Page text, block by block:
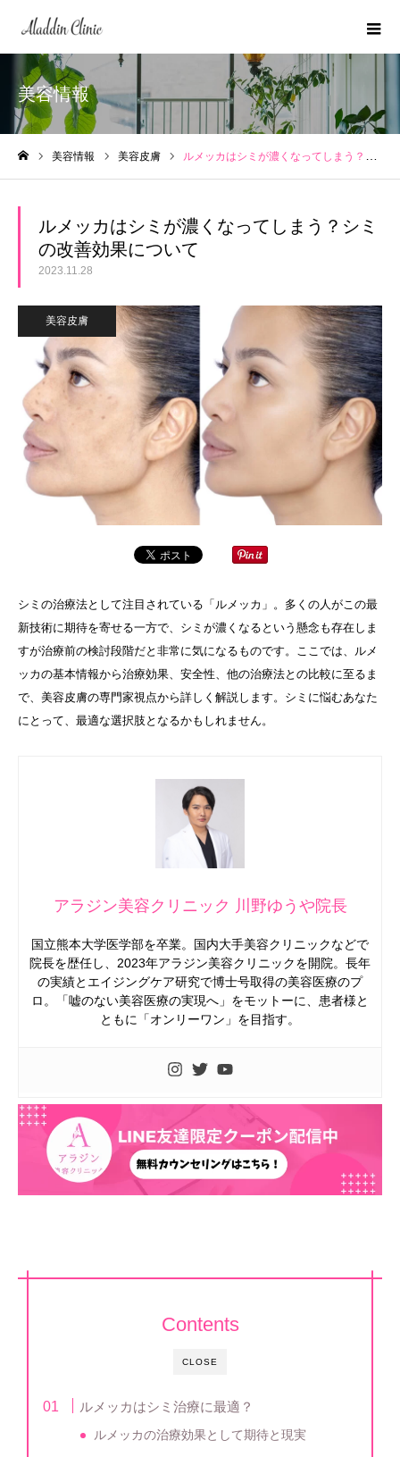
美容情報
美容情報 美容皮膚 ルメッカはシミが濃くなってしまう？シミの改善効果について
ルメッカはシミが濃くなってしまう？シミ
の改善効果について
2023.11.28
美容皮膚
シミの治療法として注目されている「ルメッカ」。多くの人がこの最
新技術に期待を寄せる一方で、シミが濃くなるという懸念も存在しま
すが治療前の検討段階だと非常に気になるものです。ここでは、ルメ
ッカの基本情報から治療効果、安全性、他の治療法との比較に至るま
で、美容皮膚の専門家視点から詳しく解説します。シミに悩むあなた
にとって、最適な選択肢となるかもしれません。
アラジン美容クリニック 川野ゆうや院長
国立熊本大学医学部を卒業。国内大手美容クリニックなどで
院長を歴任し、2023年アラジン美容クリニックを開院。長年
の実績とエイジングケア研究で博士号取得の美容医療のプ
ロ。「嘘のない美容医療の実現へ」をモットーに、患者様と
ともに「オンリーワン」を目指す。
CLOSE
Contents
ルメッカはシミ治療に最適？
ルメッカの治療効果として期待と現実